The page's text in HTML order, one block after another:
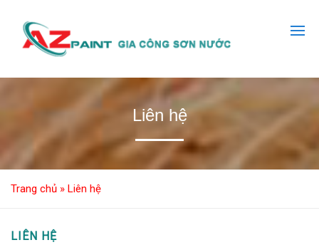
Liên hệ
Trang chủ » Liên hệ
LIÊN HỆ